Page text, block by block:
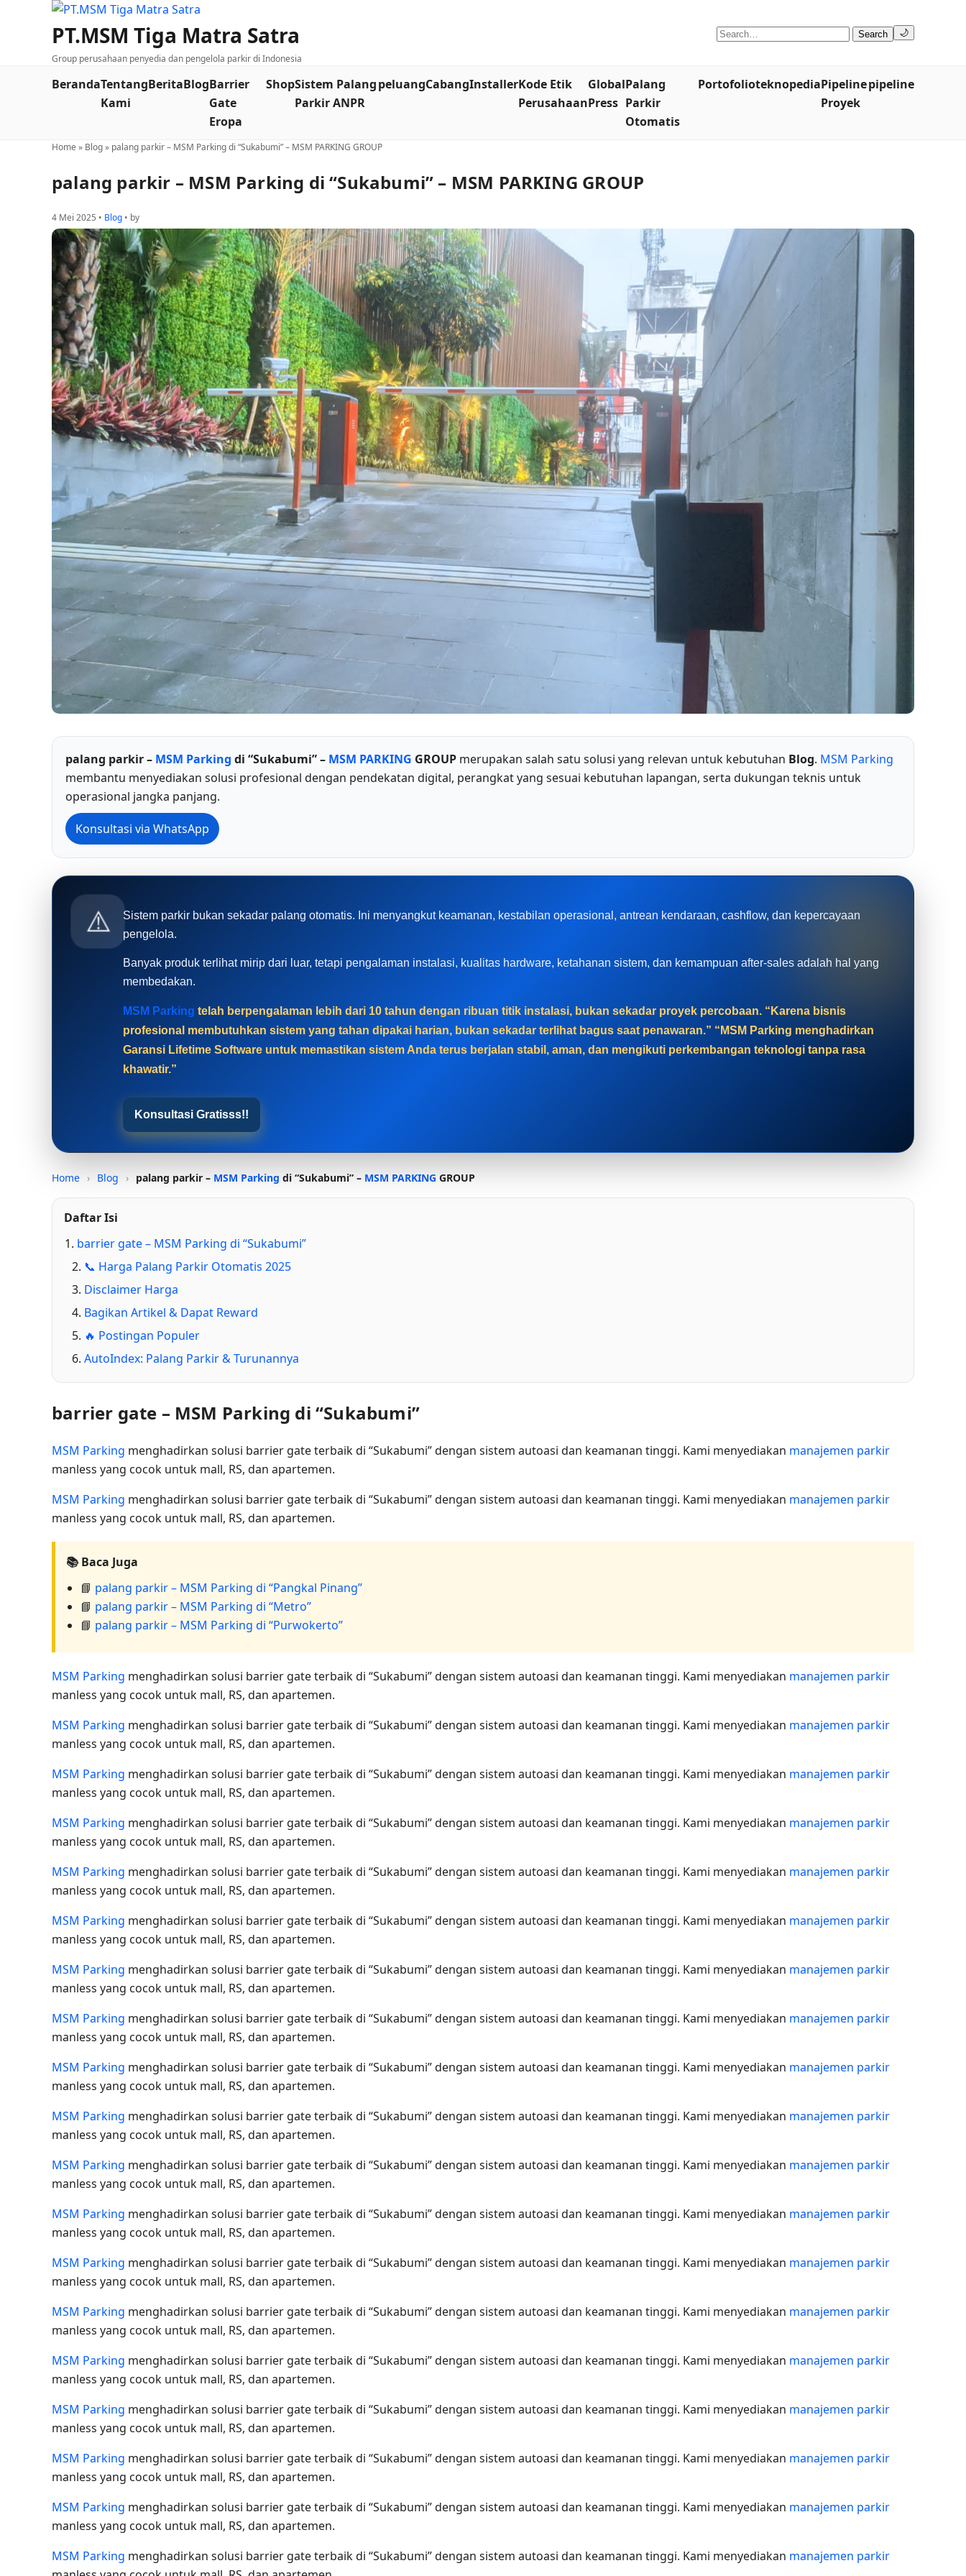
PT.MSM Tiga Matra Satra
Group perusahaan penyedia dan pengelola parkir di Indonesia
Search 🌙
BerandaTentang
Kami
BeritaBlogBarrier
Gate
Eropa
ShopSistem Palang
Parkir ANPR
peluangCabangInstallerKode Etik
Perusahaan
Global
Press
Palang
Parkir
Otomatis
PortofolioteknopediaPipeline
Proyek
pipeline
Home » Blog» palang parkir – MSM Parking di “Sukabumi” – MSM PARKING GROUP
palang parkir – MSM Parking di “Sukabumi” – MSM PARKING GROUP
4 Mei 2025 • Blog • by
palang parkir – MSM Parking di “Sukabumi” – MSM PARKING GROUP merupakan salah satu solusi yang relevan untuk kebutuhan Blog. MSM Parking
membantu menyediakan solusi profesional dengan pendekatan digital, perangkat yang sesuai kebutuhan lapangan, serta dukungan teknis untuk
operasional jangka panjang.
Konsultasi via WhatsApp
⚠️
Sistem parkir bukan sekadar palang otomatis. Ini menyangkut keamanan, kestabilan operasional, antrean kendaraan, cashflow, dan kepercayaan
pengelola.
Banyak produk terlihat mirip dari luar, tetapi pengalaman instalasi, kualitas hardware, ketahanan sistem, dan kemampuan after-sales adalah hal yang
membedakan.
MSM Parking telah berpengalaman lebih dari 10 tahun dengan ribuan titik instalasi, bukan sekadar proyek percobaan. “Karena bisnis
profesional membutuhkan sistem yang tahan dipakai harian, bukan sekadar terlihat bagus saat penawaran.” “MSM Parking menghadirkan
Garansi Lifetime Software untuk memastikan sistem Anda terus berjalan stabil, aman, dan mengikuti perkembangan teknologi tanpa rasa
khawatir.”
Konsultasi Gratisss!!
Home › Blog › palang parkir – MSM Parking di “Sukabumi” – MSM PARKING GROUP
Daftar Isi
barrier gate – MSM Parking di “Sukabumi”
📞 Harga Palang Parkir Otomatis 2025
Disclaimer Harga
Bagikan Artikel & Dapat Reward
🔥 Postingan Populer
AutoIndex: Palang Parkir & Turunannya
barrier gate – MSM Parking di “Sukabumi”
MSM Parking menghadirkan solusi barrier gate terbaik di “Sukabumi” dengan sistem autoasi dan keamanan tinggi. Kami menyediakan manajemen parkir
manless yang cocok untuk mall, RS, dan apartemen.
MSM Parking menghadirkan solusi barrier gate terbaik di “Sukabumi” dengan sistem autoasi dan keamanan tinggi. Kami menyediakan manajemen parkir
manless yang cocok untuk mall, RS, dan apartemen.
📚 Baca Juga
📘 palang parkir – MSM Parking di “Pangkal Pinang”
📘 palang parkir – MSM Parking di “Metro”
📘 palang parkir – MSM Parking di “Purwokerto”
MSM Parking menghadirkan solusi barrier gate terbaik di “Sukabumi” dengan sistem autoasi dan keamanan tinggi. Kami menyediakan manajemen parkir
manless yang cocok untuk mall, RS, dan apartemen.
MSM Parking menghadirkan solusi barrier gate terbaik di “Sukabumi” dengan sistem autoasi dan keamanan tinggi. Kami menyediakan manajemen parkir
manless yang cocok untuk mall, RS, dan apartemen.
MSM Parking menghadirkan solusi barrier gate terbaik di “Sukabumi” dengan sistem autoasi dan keamanan tinggi. Kami menyediakan manajemen parkir
manless yang cocok untuk mall, RS, dan apartemen.
MSM Parking menghadirkan solusi barrier gate terbaik di “Sukabumi” dengan sistem autoasi dan keamanan tinggi. Kami menyediakan manajemen parkir
manless yang cocok untuk mall, RS, dan apartemen.
MSM Parking menghadirkan solusi barrier gate terbaik di “Sukabumi” dengan sistem autoasi dan keamanan tinggi. Kami menyediakan manajemen parkir
manless yang cocok untuk mall, RS, dan apartemen.
MSM Parking menghadirkan solusi barrier gate terbaik di “Sukabumi” dengan sistem autoasi dan keamanan tinggi. Kami menyediakan manajemen parkir
manless yang cocok untuk mall, RS, dan apartemen.
MSM Parking menghadirkan solusi barrier gate terbaik di “Sukabumi” dengan sistem autoasi dan keamanan tinggi. Kami menyediakan manajemen parkir
manless yang cocok untuk mall, RS, dan apartemen.
MSM Parking menghadirkan solusi barrier gate terbaik di “Sukabumi” dengan sistem autoasi dan keamanan tinggi. Kami menyediakan manajemen parkir
manless yang cocok untuk mall, RS, dan apartemen.
MSM Parking menghadirkan solusi barrier gate terbaik di “Sukabumi” dengan sistem autoasi dan keamanan tinggi. Kami menyediakan manajemen parkir
manless yang cocok untuk mall, RS, dan apartemen.
MSM Parking menghadirkan solusi barrier gate terbaik di “Sukabumi” dengan sistem autoasi dan keamanan tinggi. Kami menyediakan manajemen parkir
manless yang cocok untuk mall, RS, dan apartemen.
MSM Parking menghadirkan solusi barrier gate terbaik di “Sukabumi” dengan sistem autoasi dan keamanan tinggi. Kami menyediakan manajemen parkir
manless yang cocok untuk mall, RS, dan apartemen.
MSM Parking menghadirkan solusi barrier gate terbaik di “Sukabumi” dengan sistem autoasi dan keamanan tinggi. Kami menyediakan manajemen parkir
manless yang cocok untuk mall, RS, dan apartemen.
MSM Parking menghadirkan solusi barrier gate terbaik di “Sukabumi” dengan sistem autoasi dan keamanan tinggi. Kami menyediakan manajemen parkir
manless yang cocok untuk mall, RS, dan apartemen.
MSM Parking menghadirkan solusi barrier gate terbaik di “Sukabumi” dengan sistem autoasi dan keamanan tinggi. Kami menyediakan manajemen parkir
manless yang cocok untuk mall, RS, dan apartemen.
MSM Parking menghadirkan solusi barrier gate terbaik di “Sukabumi” dengan sistem autoasi dan keamanan tinggi. Kami menyediakan manajemen parkir
manless yang cocok untuk mall, RS, dan apartemen.
MSM Parking menghadirkan solusi barrier gate terbaik di “Sukabumi” dengan sistem autoasi dan keamanan tinggi. Kami menyediakan manajemen parkir
manless yang cocok untuk mall, RS, dan apartemen.
MSM Parking menghadirkan solusi barrier gate terbaik di “Sukabumi” dengan sistem autoasi dan keamanan tinggi. Kami menyediakan manajemen parkir
manless yang cocok untuk mall, RS, dan apartemen.
MSM Parking menghadirkan solusi barrier gate terbaik di “Sukabumi” dengan sistem autoasi dan keamanan tinggi. Kami menyediakan manajemen parkir
manless yang cocok untuk mall, RS, dan apartemen.
MSM Parking menghadirkan solusi barrier gate terbaik di “Sukabumi” dengan sistem autoasi dan keamanan tinggi. Kami menyediakan manajemen parkir